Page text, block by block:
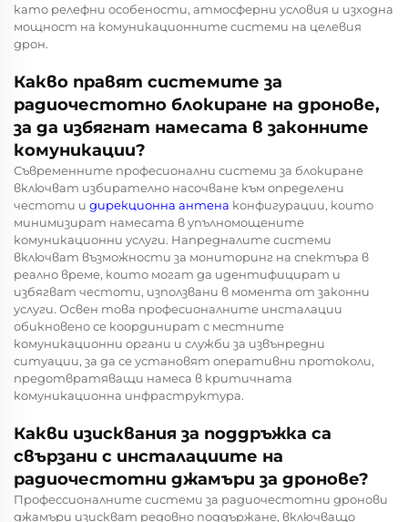
като релефни особености, атмосферни условия и изходна
мощност на комуникационните системи на целевия
дрон.
Какво правят системите за
радиочестотно блокиране на дронове,
за да избягнат намесата в законните
комуникации?
Съвременните професионални системи за блокиране
включват избирателно насочване към определени
честоти и дирекционна антена конфигурации, които
минимизират намесата в упълномощените
комуникационни услуги. Напредналите системи
включват възможности за мониторинг на спектъра в
реално време, които могат да идентифицират и
избягват честоти, използвани в момента от законни
услуги. Освен това професионалните инсталации
обикновено се координират с местните
комуникационни органи и служби за извънредни
ситуации, за да се установят оперативни протоколи,
предотвратяващи намеса в критичната
комуникационна инфраструктура.
Какви изисквания за поддръжка са
свързани с инсталациите на
радиочестотни джамъри за дронове?
Профессионалните системи за радиочестотни дронови
джамъри изискват редовно поддържане, включващо